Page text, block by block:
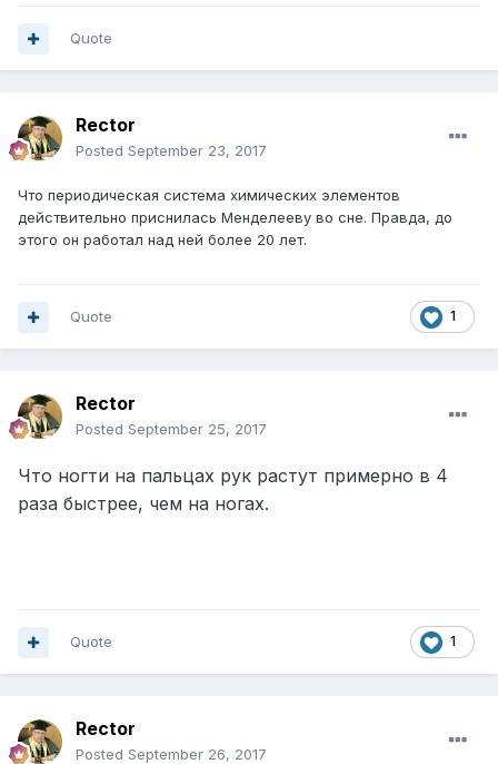
Quote
Rector
Posted September 23, 2017
Что периодическая система химических элементов
действительно приснилась Менделееву во сне. Правда, до
этого он работал над ней более 20 лет.
1
Quote
Rector
Posted September 25, 2017
Что ногти на пальцах рук растут примерно в 4
раза быстрее, чем на ногах.
1
Quote
Rector
Posted September 26, 2017